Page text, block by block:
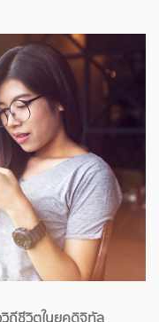
ถีชีวิตในยุคดิจิทัล